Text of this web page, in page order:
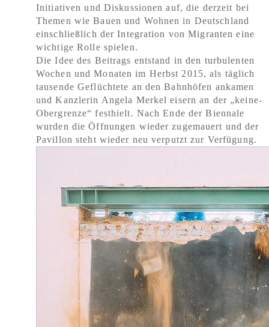
Initiativen und Diskussionen auf, die derzeit bei
Themen wie Bauen und Wohnen in Deutschland
einschließlich der Integration von Migranten eine
wichtige Rolle spielen.
Die Idee des Beitrags entstand in den turbulenten
Wochen und Monaten im Herbst 2015, als täglich
tausende Geflüchtete an den Bahnhöfen ankamen
und Kanzlerin Angela Merkel eisern an der „keine-
Obergrenze“ festhielt. Nach Ende der Biennale
wurden die Öffnungen wieder zugemauert und der
Pavillon steht wieder neu verputzt zur Verfügung.